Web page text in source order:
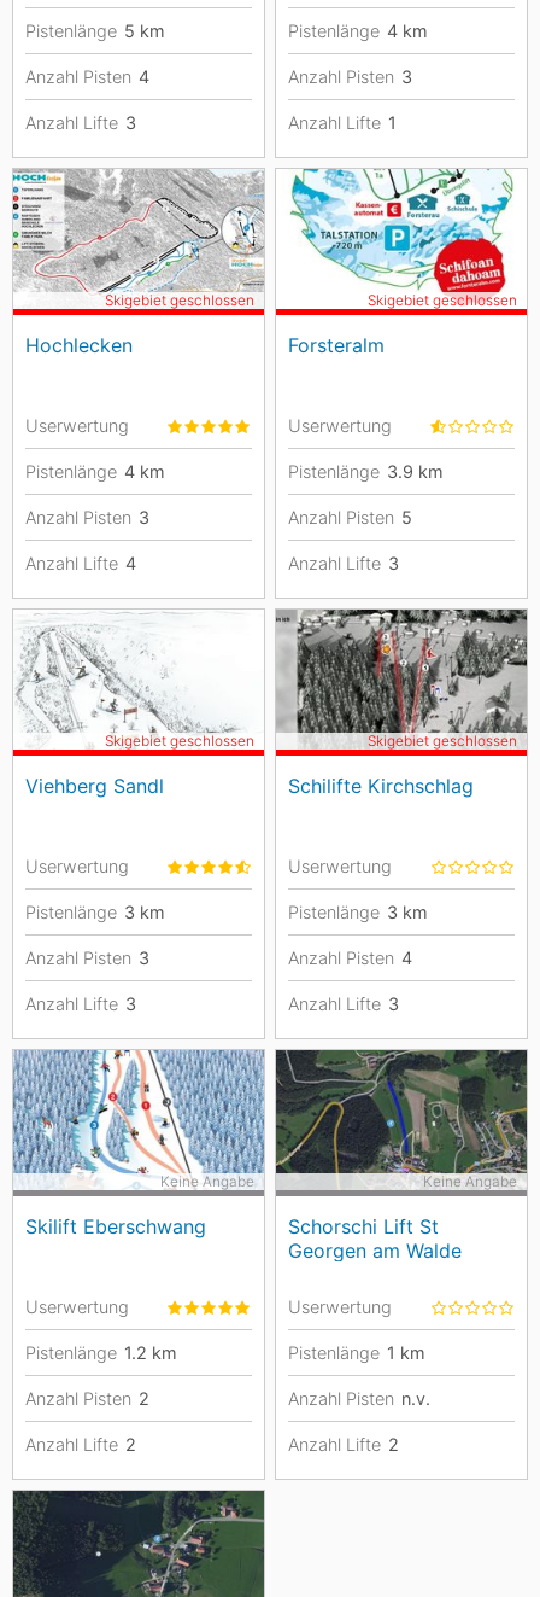
Pistenlänge 5 km
Anzahl Pisten 4
Anzahl Lifte 3
Pistenlänge 4 km
Anzahl Pisten 3
Anzahl Lifte 1
Hochlecken
Skigebiet geschlossen
Userwertung
Pistenlänge 4 km
Anzahl Pisten 3
Anzahl Lifte 4
Forsteralm
Skigebiet geschlossen
Userwertung
Pistenlänge 3.9 km
Anzahl Pisten 5
Anzahl Lifte 3
Viehberg Sandl
Skigebiet geschlossen
Userwertung
Pistenlänge 3 km
Anzahl Pisten 3
Anzahl Lifte 3
Schilifte Kirchschlag
Skigebiet geschlossen
Userwertung
Pistenlänge 3 km
Anzahl Pisten 4
Anzahl Lifte 3
Skilift Eberschwang
Keine Angabe
Userwertung
Pistenlänge 1.2 km
Anzahl Pisten 2
Anzahl Lifte 2
Schorschi Lift St
Georgen am Walde
Keine Angabe
Userwertung
Pistenlänge 1 km
Anzahl Pisten n.v.
Anzahl Lifte 2